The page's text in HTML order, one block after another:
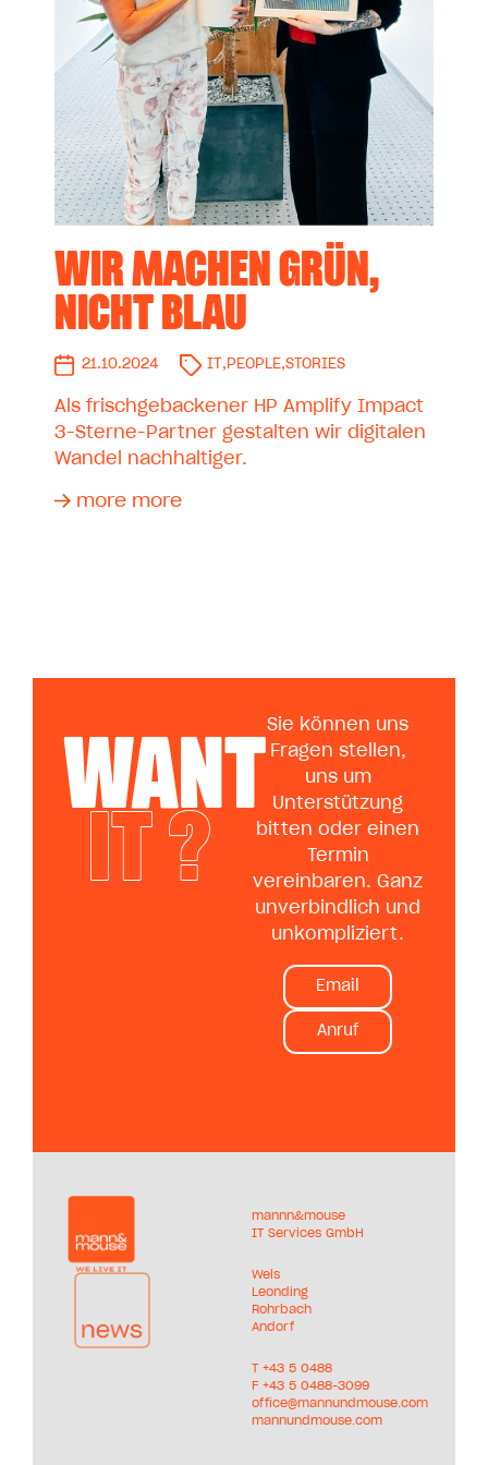
WIR MACHEN GRÜN,
NICHT BLAU
21.10.2024 IT , PEOPLE,STORIES
Als frischgebackener HP Amplify Impact
3-Sterne-Partner gestalten wir digitalen
Wandel nachhaltiger.
more more
WANT
IT ?
Sie können uns
Fragen stellen,
uns um
Unterstützung
bitten oder einen
Termin
vereinbaren. Ganz
unverbindlich und
unkompliziert.
Email
Anruf
mannn&mouse
IT Services GmbH
Wels
Leonding
Rohrbach
Andorf
T +43 5 0488
F +43 5 0488-3099
office@mannundmouse.com
mannundmouse.com